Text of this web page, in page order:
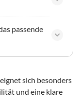
passende
eignet sich besonders
und eine klare